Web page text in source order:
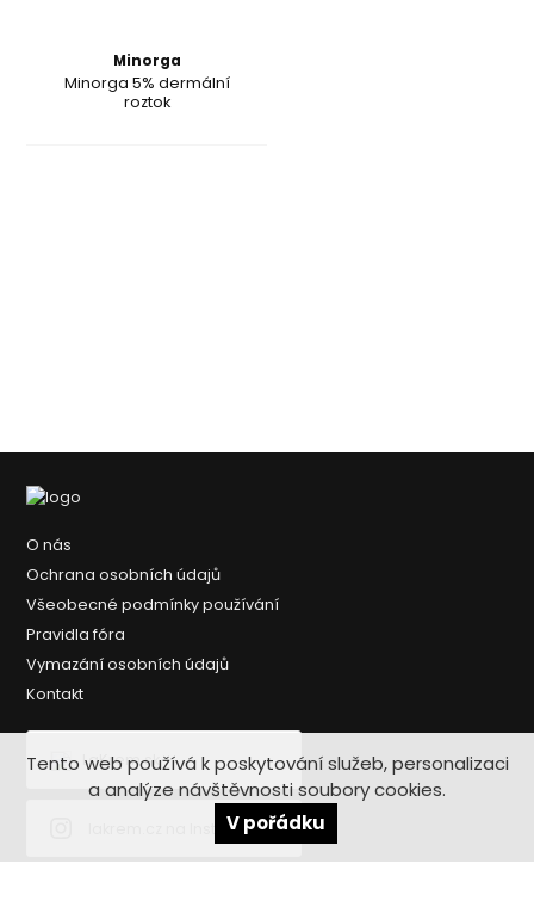
Minorga
Minorga 5% dermální
roztok
O nás
Ochrana osobních údajů
Všeobecné podmínky používání
Pravidla fóra
Vymazání osobních údajů
Kontakt
LaKrem.sk
lakrem.cz na Instagramu
Tento web používá k poskytování služeb, personalizaci
a analýze návštěvnosti soubory cookies.
V pořádku